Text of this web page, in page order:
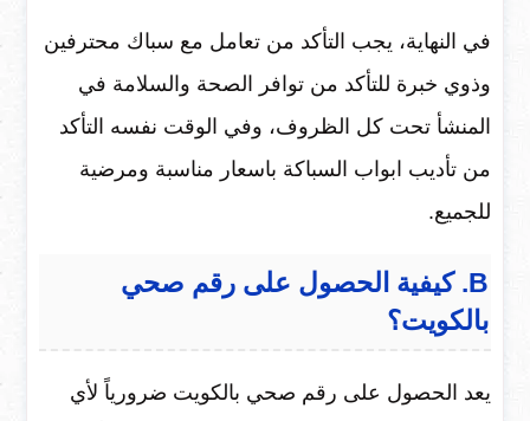
في النهاية، يجب التأكد من تعامل مع سباك محترفين
وذوي خبرة للتأكد من توافر الصحة والسلامة في
المنشأ تحت كل الظروف، وفي الوقت نفسه التأكد
من تأديب ابواب السباكة باسعار مناسبة ومرضية
للجميع.
B. كيفية الحصول على رقم صحي
بالكويت؟
يعد الحصول على رقم صحي بالكويت ضرورياً لأي